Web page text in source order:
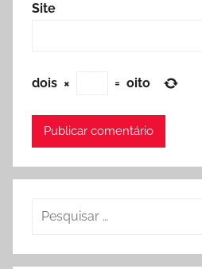
Site
dois × = oito
Pesquisar